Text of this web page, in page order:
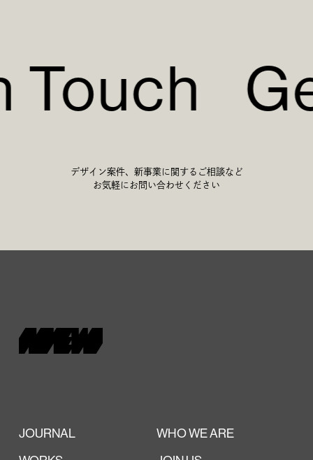
Touch
デザイン案件、新事業に関するご相談など
お気軽にお問い合わせください
JOURNAL
WHO WE ARE